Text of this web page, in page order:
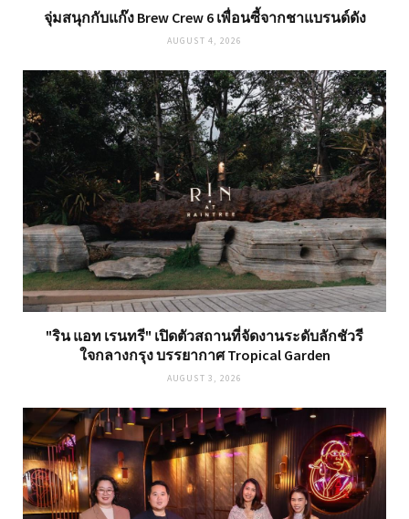
จุ่มสนุกกับแก๊ง Brew Crew 6 เพื่อนซี้จากชาแบรนด์ดัง
AUGUST 4, 2026
"ริน แอท เรนทรี" เปิดตัวสถานที่จัดงานระดับลักชัวรี
ใจกลางกรุง บรรยากาศ Tropical Garden
AUGUST 3, 2026